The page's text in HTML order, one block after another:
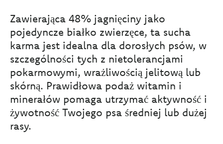
Zawierająca 48% jagnięciny jako
pojedyncze białko zwierzęce, ta sucha
karma jest idealna dla dorosłych psów, w
szczególności tych z nietolerancjami
pokarmowymi, wrażliwością jelitową lub
skórną. Prawidłowa podaż witamin i
minerałów pomaga utrzymać aktywność i
żywotność Twojego psa średniej lub dużej
rasy.